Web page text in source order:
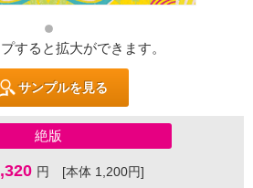
すると拡大ができます。
サンプルを見る
絶版
円 [本体 1,200円]